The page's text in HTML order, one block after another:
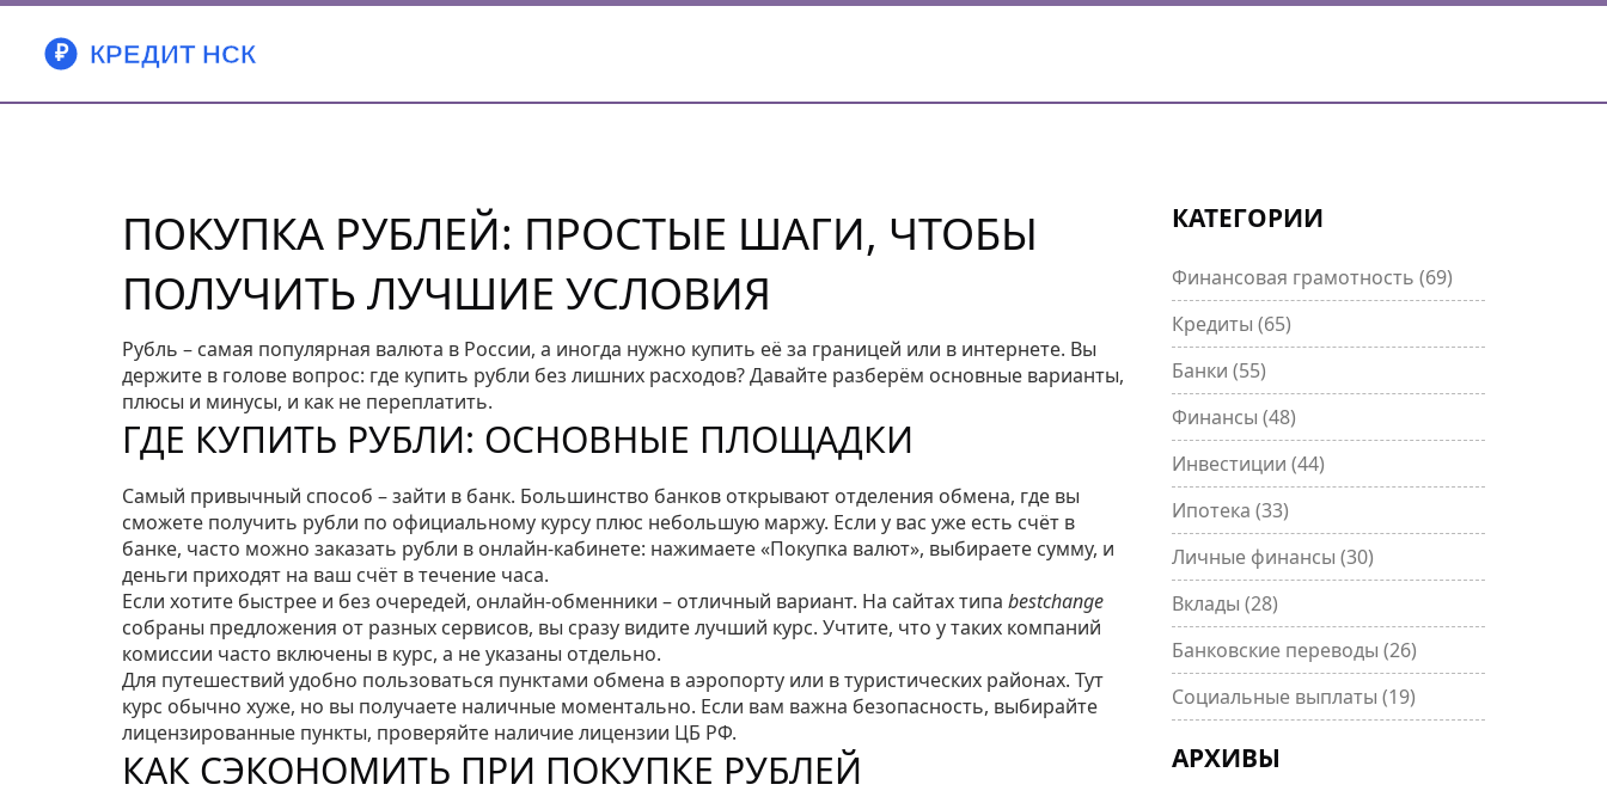
ПОКУПКА РУБЛЕЙ: ПРОСТЫЕ ШАГИ, ЧТОБЫ
ПОЛУЧИТЬ ЛУЧШИЕ УСЛОВИЯ
Рубль – самая популярная валюта в России, а иногда нужно купить её за границей или в интернете. Вы
держите в голове вопрос: где купить рубли без лишних расходов? Давайте разберём основные варианты,
плюсы и минусы, и как не переплатить.
ГДЕ КУПИТЬ РУБЛИ: ОСНОВНЫЕ ПЛОЩАДКИ
Самый привычный способ – зайти в банк. Большинство банков открывают отделения обмена, где вы
сможете получить рубли по официальному курсу плюс небольшую маржу. Если у вас уже есть счёт в
банке, часто можно заказать рубли в онлайн‑кабинете: нажимаете «Покупка валют», выбираете сумму, и
деньги приходят на ваш счёт в течение часа.
Если хотите быстрее и без очередей, онлайн‑обменники – отличный вариант. На сайтах типа bestchange
собраны предложения от разных сервисов, вы сразу видите лучший курс. Учтите, что у таких компаний
комиссии часто включены в курс, а не указаны отдельно.
Для путешествий удобно пользоваться пунктами обмена в аэропорту или в туристических районах. Тут
курс обычно хуже, но вы получаете наличные моментально. Если вам важна безопасность, выбирайте
лицензированные пункты, проверяйте наличие лицензии ЦБ РФ.
КАК СЭКОНОМИТЬ ПРИ ПОКУПКЕ РУБЛЕЙ
КАТЕГОРИИ
Финансовая грамотность (69)
Кредиты (65)
Банки (55)
Финансы (48)
Инвестиции (44)
Ипотека (33)
Личные финансы (30)
Вклады (28)
Банковские переводы (26)
Социальные выплаты (19)
АРХИВЫ